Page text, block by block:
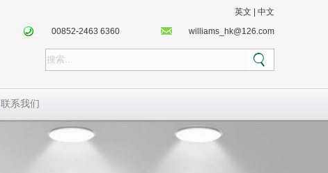
英文
中文
00852-2463 6360
williams_hk@126.com
联系我们